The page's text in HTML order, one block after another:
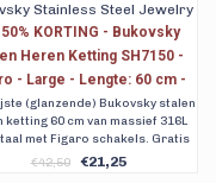
Stainless Steel Jewelry
50% KORTING - Bukovsky
Heren Ketting SH7150 -
- Large - Lengte: 60 cm -
0,9 cm - Dikte: 0,2 cm
(glanzende) Bukovsky stalen
ketting 60 cm van massief 316L
met Figaro schakels. Gratis
Ook achteraf betalen met
€42,50 €21,25